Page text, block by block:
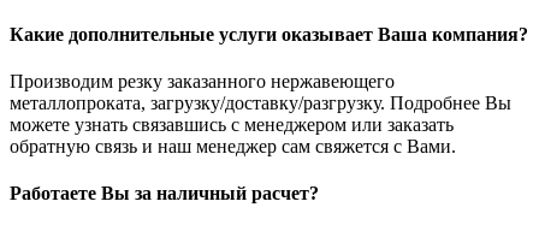
Какие дополнительные услуги оказывает Ваша компания?
Производим резку заказанного нержавеющего
металлопроката, загрузку/доставку/разгрузку. Подробнее Вы
можете узнать связавшись с менеджером или заказать
обратную связь и наш менеджер сам свяжется с Вами.
Работаете Вы за наличный расчет?